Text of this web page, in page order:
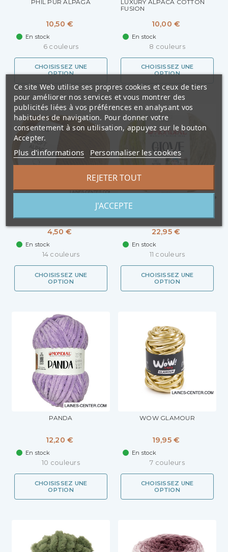
PHIL PUR ALPAGA
10,50 €
En stock
6 couleurs
CHOISISSEZ UNE
OPTION
LUXURY ALPACA COTTON
FUSION
10,00 €
En stock
8 couleurs
CHOISISSEZ UNE
OPTION
4,50 €
En stock
14 couleurs
CHOISISSEZ UNE
OPTION
22,95 €
En stock
11 couleurs
CHOISISSEZ UNE
OPTION
PANDA
12,20 €
En stock
10 couleurs
CHOISISSEZ UNE
OPTION
WOW GLAMOUR
19,95 €
En stock
7 couleurs
CHOISISSEZ UNE
OPTION
Ce site Web utilise ses propres cookies et ceux de tiers
pour améliorer nos services et vous montrer des
publicités liées à vos préférences en analysant vos
habitudes de navigation. Pour donner votre
consentement à son utilisation, appuyez sur le bouton
Accepter.
Plus d'informations Personnaliser les cookies
REJETER TOUT
J'ACCEPTE